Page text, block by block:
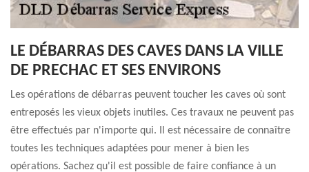
LE DÉBARRAS DES CAVES DANS LA VILLE
DE PRECHAC ET SES ENVIRONS
Les opérations de débarras peuvent toucher les caves où sont
entreposés les vieux objets inutiles. Ces travaux ne peuvent pas
être effectués par n'importe qui. Il est nécessaire de connaître
toutes les techniques adaptées pour mener à bien les
opérations. Sachez qu'il est possible de faire confiance à un